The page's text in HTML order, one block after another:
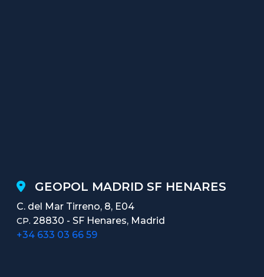
GEOPOL MADRID SF HENARES
C. del Mar Tirreno, 8, E04
CP. 28830 - SF Henares, Madrid
+34 633 03 66 59